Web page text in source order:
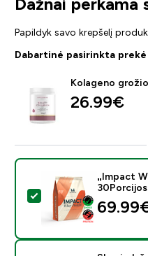
Papildyk savo krepšelį
Dabartinė pasirinkta prekė
Kolageno
26.99€‎
Pasirinkti šį
„Impact